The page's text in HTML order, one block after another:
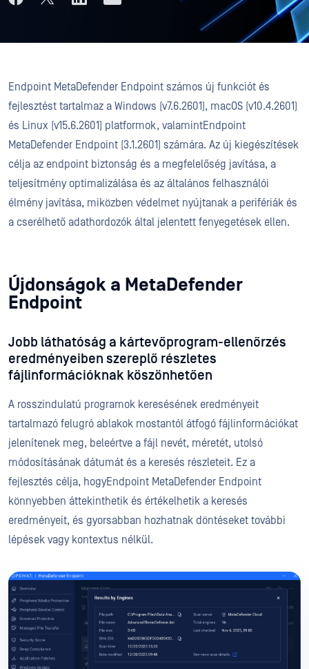
Endpoint MetaDefender Endpoint számos új funkciót és
fejlesztést tartalmaz a Windows (v7.6.2601), macOS (v10.4.2601)
és Linux (v15.6.2601) platformok, valamintEndpoint
MetaDefender Endpoint (3.1.2601) számára. Az új kiegészítések
célja az endpoint biztonság és a megfelelőség javítása, a
teljesítmény optimalizálása és az általános felhasználói
élmény javítása, miközben védelmet nyújtanak a perifériák és
a cserélhető adathordozók által jelentett fenyegetések ellen.
Újdonságok a MetaDefender
Endpoint
Jobb láthatóság a kártevőprogram-ellenőrzés
eredményeiben szereplő részletes
fájlinformációknak köszönhetően
A rosszindulatú programok keresésének eredményeit
tartalmazó felugró ablakok mostantól átfogó fájlinformációkat
jelenítenek meg, beleértve a fájl nevét, méretét, utolsó
módosításának dátumát és a keresés részleteit. Ez a
fejlesztés célja, hogyEndpoint MetaDefender Endpoint
könnyebben áttekinthetik és értékelhetik a keresés
eredményeit, és gyorsabban hozhatnak döntéseket további
lépések vagy kontextus nélkül.